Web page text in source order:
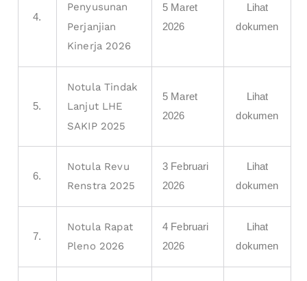
4.
Penyusunan
Perjanjian
Kinerja 2026
5 Maret
2026
Lihat
dokumen
5.
Notula Tindak
Lanjut LHE
SAKIP 2025
5 Maret
2026
Lihat
dokumen
6.
Notula Revu
Renstra 2025
3 Februari
2026
Lihat
dokumen
7.
Notula Rapat
Pleno 2026
4 Februari
2026
Lihat
dokumen